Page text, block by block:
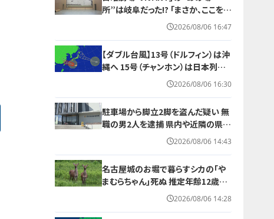
所”は岐阜だった!? ｢まさか、ここを使
っているとは…｣ ロケ地にはファンの
2026/08/06 16:47
【ダブル台風】13号（ドルフィン）は沖
縄へ 15号（チャンホン）は日本列島
接近か その後を追う“雨雲”も日本
へやってくる？ 進路予想 雨シミュレ
2026/08/06 16:30
駐車場から脚立2脚を盗んだ疑い 無
職の男2人を逮捕 県内や近隣の県で
相次ぐ窃盗事件との関連は… 愛知
2026/08/06 14:43
名古屋城のお堀で暮らすシカの｢や
まむらちゃん｣死ぬ 推定年齢12歳以
上 7月半ばから体調不良 母親とみら
れる｢もみじちゃん｣は元気に暮らす
2026/08/06 14:28